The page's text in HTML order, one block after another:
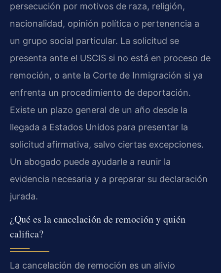
persecución por motivos de raza, religión,
nacionalidad, opinión política o pertenencia a
un grupo social particular. La solicitud se
presenta ante el USCIS si no está en proceso de
remoción, o ante la Corte de Inmigración si ya
enfrenta un procedimiento de deportación.
Existe un plazo general de un año desde la
llegada a Estados Unidos para presentar la
solicitud afirmativa, salvo ciertas excepciones.
Un abogado puede ayudarle a reunir la
evidencia necesaria y a preparar su declaración
jurada.
¿Qué es la cancelación de remoción y quién
califica?
La cancelación de remoción es un alivio